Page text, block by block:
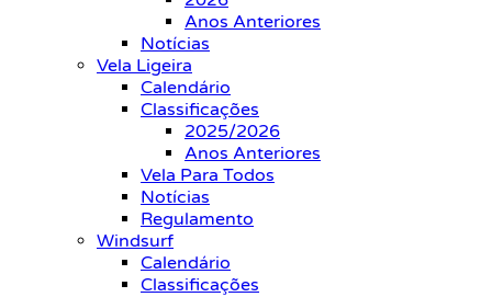
Anos Anteriores
Notícias
Vela Ligeira
Calendário
Classificações
2025/2026
Anos Anteriores
Vela Para Todos
Notícias
Regulamento
Windsurf
Calendário
Classificações